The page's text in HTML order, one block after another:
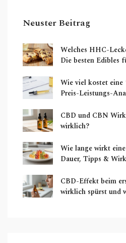
Neuster Beitrag
Welches HHC-
Die besten Edibles
Wie viel kostet
Preis-Leistungs-
CBD und CBN
wirklich?
Wie lange wirkt
Dauer, Tipps &
CBD-Effekt beim
wirklich spürst und